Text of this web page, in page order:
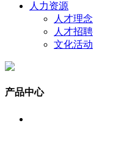
人力资源
人才理念
人才招聘
文化活动
产品中心